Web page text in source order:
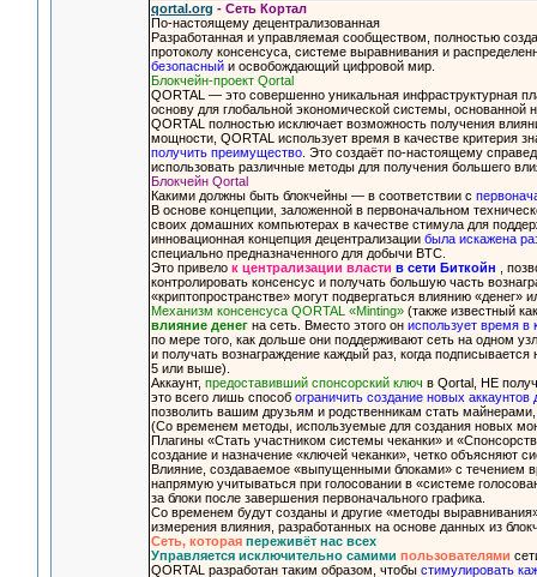
qortal.org - Сеть Кортал
По-настоящему децентрализованная
Разработанная и управляемая сообществом, полностью
протоколу консенсуса, системе выравнивания и
безопасный и освобождающий цифровой мир.
Блокчейн-проект Qortal
QORTAL — это совершенно уникальная инфраструктурная
основу для глобальной экономической системы,
QORTAL полностью исключает возможность получения
мощности, QORTAL использует время в качестве критерия
получить преимущество . Это создаёт по-настоящему
использовать различные методы для получения большего
Блокчейн Qortal
Какими должны быть блокчейны — в соответствии с
В основе концепции, заложенной в первоначальном
своих домашних компьютерах в качестве стимула для
инновационная концепция децентрализации была искажена
специально предназначенного для добычи BTC.
Это привело к централизации власти в сети Биткойн ,
контролировать консенсус и получать большую часть
«криптопространстве» могут подвергаться влиянию
Механизм консенсуса QORTAL «Minting» (также известный
влияние денег на сеть. Вместо этого он использует время в
по мере того, как дольше они поддерживают сеть на одном
и получать вознаграждение каждый раз, когда
5 или выше).
Аккаунт, предоставивший спонсорский ключ в Qortal, НЕ
это всего лишь способ ограничить создание новых
позволить вашим друзьям и родственникам стать
(Со временем методы, используемые для создания новых
Плагины «Стать участником системы чеканки» и
создание и назначение «ключей чеканки», четко объясняют
Влияние, создаваемое «выпущенными блоками» с течением
напрямую учитываться при голосовании в «системе
за блоки после завершения первоначального графика.
Со временем будут созданы и другие «методы
измерения влияния, разработанных на основе данных из
Сеть, которая переживёт нас всех
Управляется исключительно самими пользователями
QORTAL разработан таким образом, чтобы стимулировать